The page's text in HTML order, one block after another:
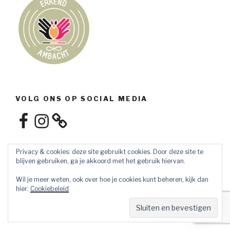
VOLG ONS OP SOCIAL MEDIA
FacebookInstagram
Privacybeleid
Privacy & cookies: deze site gebruikt cookies. Door deze site te
blijven gebruiken, ga je akkoord met het gebruik hiervan.
Wil je meer weten, ook over hoe je cookies kunt beheren, kijk dan
hier: Cookiebeleid